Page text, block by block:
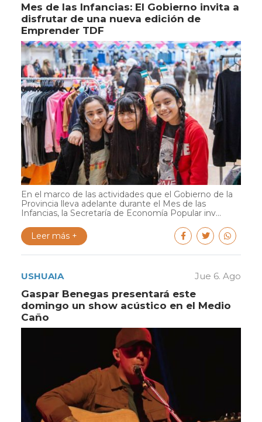
Mes de las Infancias: El Gobierno invita a
disfrutar de una nueva edición de
Emprender TDF
En el marco de las actividades que el Gobierno de la
Provincia lleva adelante durante el Mes de las
Infancias, la Secretaría de Economía Popular inv...
Leer más +
USHUAIA Jue 6. Ago
Gaspar Benegas presentará este
domingo un show acústico en el Medio
Caño